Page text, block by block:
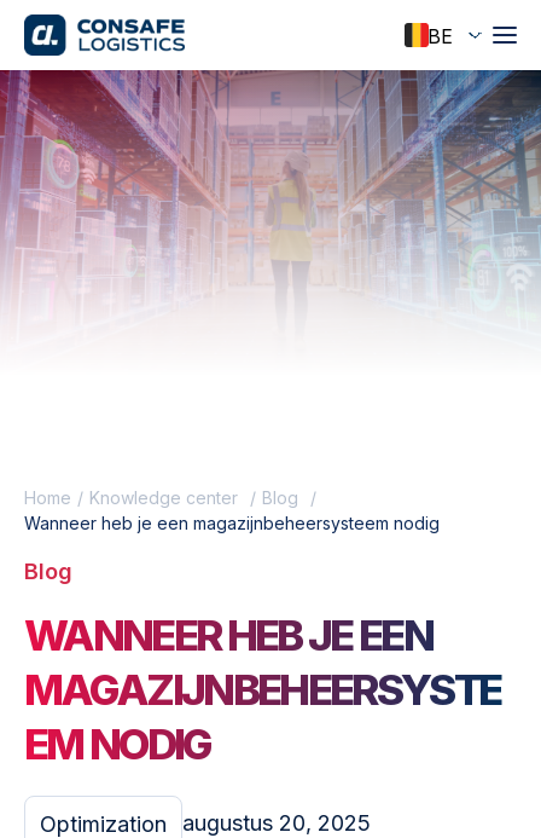
Home Knowledge center
Blog
Wanneer heb je een magazijnbeheersysteem nodig
Blog
WANNEER HEB JE EEN
MAGAZIJNBEHEERSYSTE
EM NODIG
Optimization augustus 20, 2025